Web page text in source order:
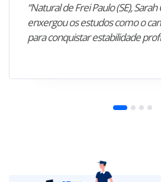
“Natural de Frei Paulo (SE),
enxergou os estudos como o
para conquistar estabilidade